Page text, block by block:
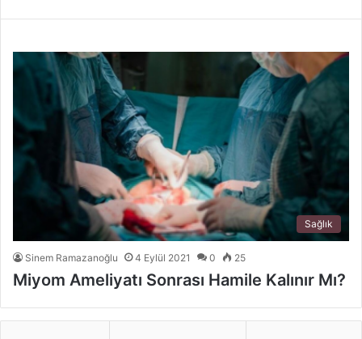
Sağlık
Sinem Ramazanoğlu 4 Eylül 2021 0 25
Miyom Ameliyatı Sonrası Hamile Kalınır Mı?